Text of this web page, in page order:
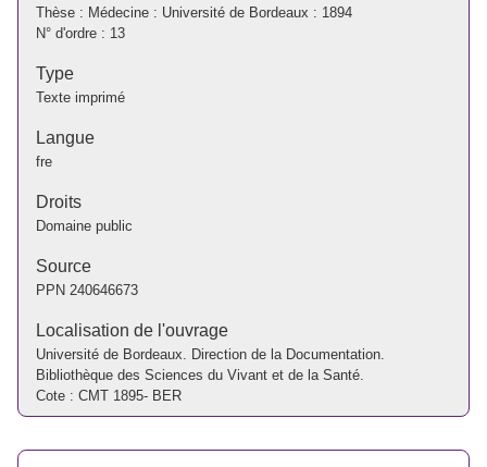
Thèse : Médecine : Université de Bordeaux : 1894
N° d'ordre : 13
Type
Texte imprimé
Langue
fre
Droits
Domaine public
Source
PPN 240646673
Localisation de l'ouvrage
Université de Bordeaux. Direction de la Documentation.
Bibliothèque des Sciences du Vivant et de la Santé.
Cote : CMT 1895- BER